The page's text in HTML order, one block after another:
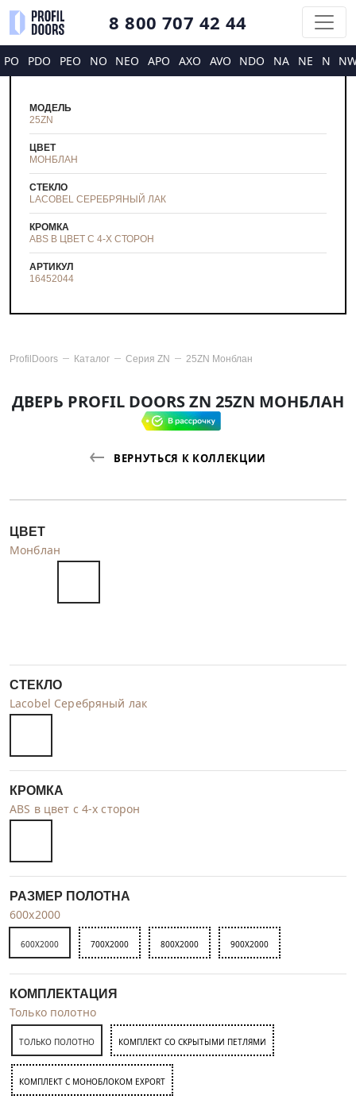
8 800 707 42 44
PO PDO PEO NO NEO APO AXO AVO NDO NA NE N
МОДЕЛЬ
25ZN
ЦВЕТ
МОНБЛАН
СТЕКЛО
LACOBEL СЕРЕБРЯНЫЙ ЛАК
КРОМКА
ABS В ЦВЕТ С 4-Х СТОРОН
АРТИКУЛ
16452044
ProfilDoors Каталог Серия ZN 25ZN Монблан
ДВЕРЬ PROFIL DOORS ZN 25ZN МОНБЛАН
ВЕРНУТЬСЯ К КОЛЛЕКЦИИ
ЦВЕТ
Монблан
СТЕКЛО
Lacobel Серебряный лак
КРОМКА
ABS в цвет с 4-х сторон
РАЗМЕР ПОЛОТНА
600x2000
600X2000 700X2000 800X2000 900X2000
КОМПЛЕКТАЦИЯ
Только полотно
ТОЛЬКО ПОЛОТНО КОМПЛЕКТ СО СКРЫТЫМИ ПЕТЛЯМИ
КОМПЛЕКТ C МОНОБЛОКОМ EXPORT